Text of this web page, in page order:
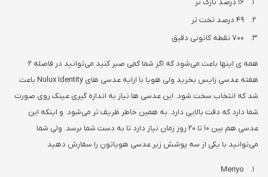
16 درصد نازک تر
49 درصد تخت تر
700 نقطه کانونی دقیق
همه ی اینها باعث می‌شود که اگر شما کمی صبر کنید می‌توانید در فاصله 2
هفته عدسی زایس بخرید ولی هویا با ارایه عدسی های Nulux Identity باعث
شد که انتخاب سخت شود. این عدسی ها نیاز به اندازه گیری عینک روی صورت
شما دارد که دقت بالایی دارد. به همین خاطر ظریف تر می‌شود. و اینکه این
عدسی هم بین 10 تا 20 روز زمان نیاز دارد تا به دست شما برسد. ولی شما
می‌توانید با یکی از سه پوشش زیر عدسی هویاتون را سفارش دهید
Meriyo